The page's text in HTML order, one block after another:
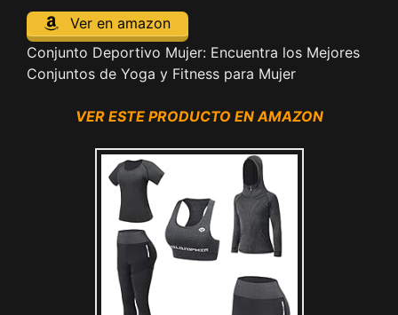
Ver en amazon
Conjunto Deportivo Mujer: Encuentra los Mejores
Conjuntos de Yoga y Fitness para Mujer
VER ESTE PRODUCTO EN AMAZON